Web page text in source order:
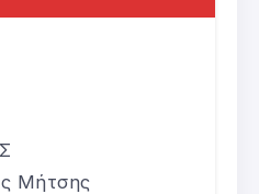
Μήτσης